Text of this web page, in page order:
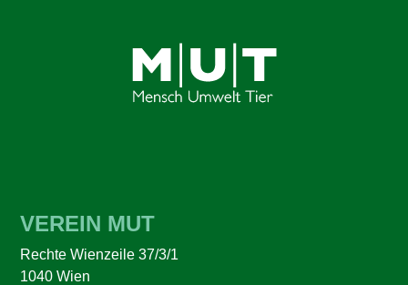
VEREIN MUT
Rechte Wienzeile 37/3/1
1040 Wien